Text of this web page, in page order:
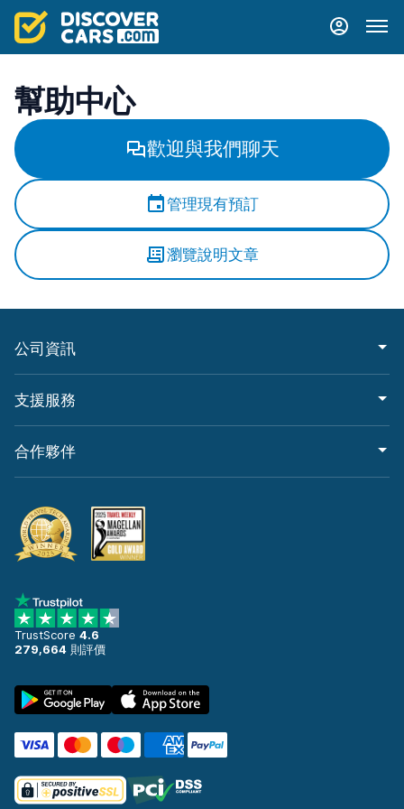
幫助中心
歡迎與我們聊天
管理現有預訂
瀏覽說明文章
公司資訊
支援服務
合作夥伴
TrustScore 4.6
279,664 則評價